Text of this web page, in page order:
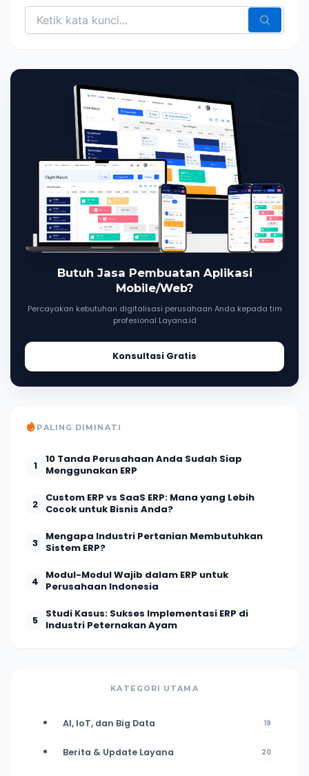
Butuh Jasa Pembuatan Aplikasi
Mobile/Web?
Percayakan kebutuhan digitalisasi perusahaan Anda kepada tim
profesional Layana.id
Konsultasi Gratis
PALING DIMINATI
1
10 Tanda Perusahaan Anda Sudah Siap
Menggunakan ERP
2
Custom ERP vs SaaS ERP: Mana yang Lebih
Cocok untuk Bisnis Anda?
3
Mengapa Industri Pertanian Membutuhkan
Sistem ERP?
4
Modul-Modul Wajib dalam ERP untuk
Perusahaan Indonesia
5
Studi Kasus: Sukses Implementasi ERP di
Industri Peternakan Ayam
KATEGORI UTAMA
AI, IoT, dan Big Data 19
Berita & Update Layana 20